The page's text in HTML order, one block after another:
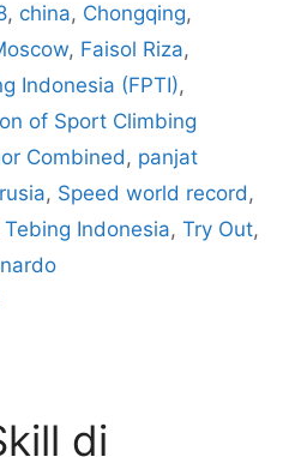
, china, Chongqing,
, Faisol Riza,
Indonesia (FPTI),
of Sport Climbing
Combined, panjat
rusia, Speed world record,
Indonesia, Try Out,
di